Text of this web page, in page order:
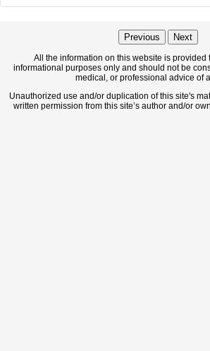
Previous Next
All the information on this website is provided
informational purposes only and should not be
medical, or professional advice of
Unauthorized use and/or duplication of this site's
written permission from this site’s author and/or